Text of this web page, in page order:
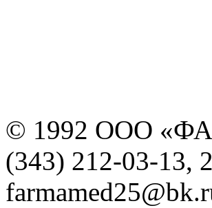
© 1992 ООО
(343) 212-03-13,